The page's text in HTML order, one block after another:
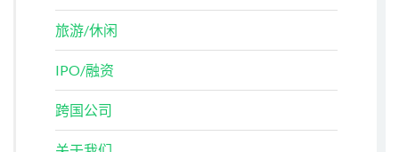
旅游/休闲
IPO/融资
跨国公司